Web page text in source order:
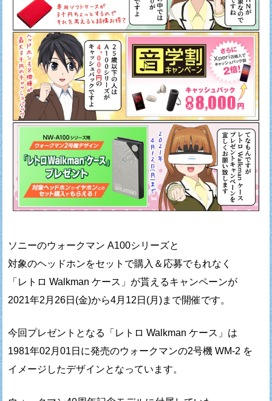
ソニーのウォークマン A100シリーズと
対象のヘッドホンをセットで購入＆応募でもれなく
「レトロ Walkman ケース」が貰えるキャンペーンが
2021年2月26日(金)から4月12日(月)まで開催です。
今回プレゼントとなる「レトロ Walkman ケース」は
1981年02月01日に発売のウォークマンの2号機 WM-2 を
イメージしたデザインとなっています。